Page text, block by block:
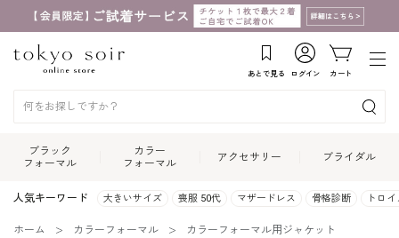
あとで見る ログイン カート
ブラック
フォーマル
カラー
フォーマル
アクセサリー ブライダル
人気キーワード 大きいサイズ 喪服 50代 マザードレス 骨格診断 トロ
ホーム カラーフォーマル カラーフォーマル用ジャケット